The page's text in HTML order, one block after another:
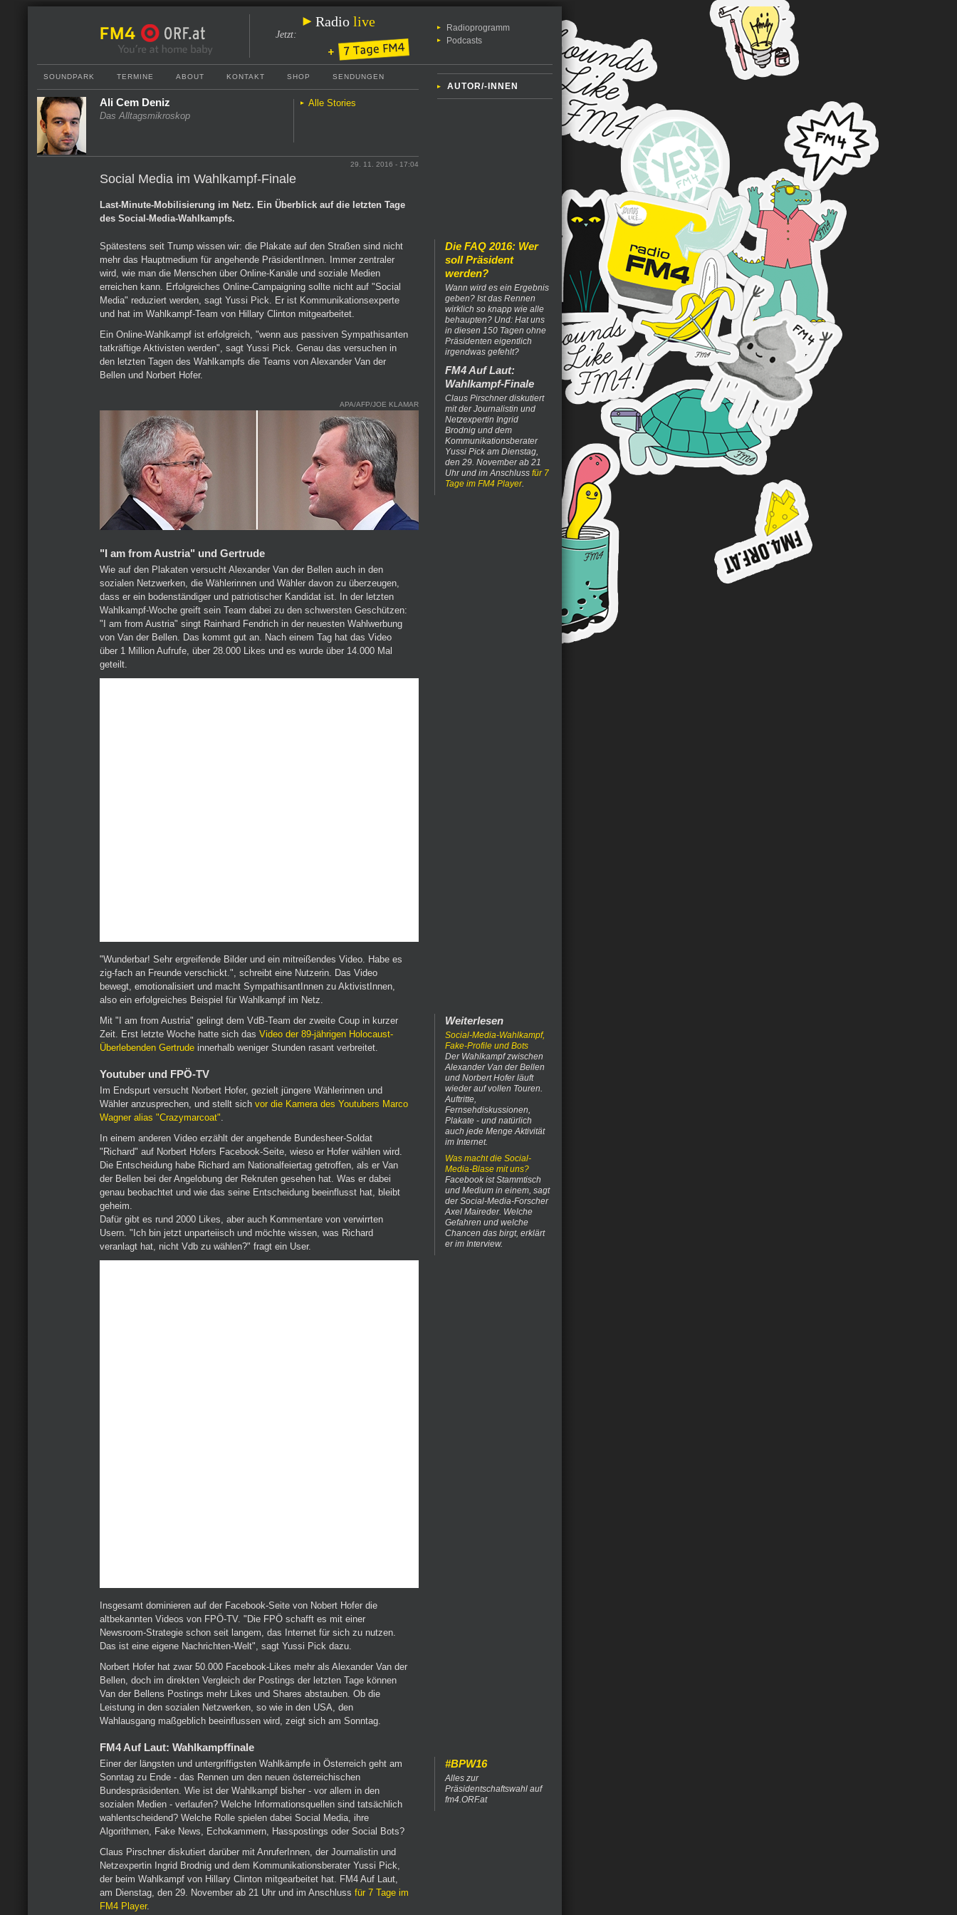
Radio live
Jetzt:
Radioprogramm
Podcasts
AUTOR/-INNEN
SOUNDPARK TERMINE ABOUT KONTAKT SHOP SENDUNGEN
Ali Cem Deniz
Das Alltagsmikroskop
Alle Stories
29. 11. 2016 - 17:04
Social Media im Wahlkampf-Finale
Last-Minute-Mobilisierung im Netz. Ein Überblick auf die letzten Tage
des Social-Media-Wahlkampfs.
Die FAQ 2016: Wer
soll Präsident
werden?
Wann wird es ein Ergebnis
geben? Ist das Rennen
wirklich so knapp wie alle
behaupten? Und: Hat uns
in diesen 150 Tagen ohne
Präsidenten eigentlich
irgendwas gefehlt?
FM4 Auf Laut:
Wahlkampf-Finale
Claus Pirschner diskutiert
mit der Journalistin und
Netzexpertin Ingrid
Brodnig und dem
Kommunikationsberater
Yussi Pick am Dienstag,
den 29. November ab 21
Uhr und im Anschluss für 7
Tage im FM4 Player.
Spätestens seit Trump wissen wir: die Plakate auf den Straßen sind nicht
mehr das Hauptmedium für angehende PräsidentInnen. Immer zentraler
wird, wie man die Menschen über Online-Kanäle und soziale Medien
erreichen kann. Erfolgreiches Online-Campaigning sollte nicht auf "Social
Media" reduziert werden, sagt Yussi Pick. Er ist Kommunikationsexperte
und hat im Wahlkampf-Team von Hillary Clinton mitgearbeitet.
Ein Online-Wahlkampf ist erfolgreich, "wenn aus passiven Sympathisanten
tatkräftige Aktivisten werden", sagt Yussi Pick. Genau das versuchen in
den letzten Tagen des Wahlkampfs die Teams von Alexander Van der
Bellen und Norbert Hofer.
APA/AFP/JOE KLAMAR
"I am from Austria" und Gertrude
Wie auf den Plakaten versucht Alexander Van der Bellen auch in den
sozialen Netzwerken, die Wählerinnen und Wähler davon zu überzeugen,
dass er ein bodenständiger und patriotischer Kandidat ist. In der letzten
Wahlkampf-Woche greift sein Team dabei zu den schwersten Geschützen:
"I am from Austria" singt Rainhard Fendrich in der neuesten Wahlwerbung
von Van der Bellen. Das kommt gut an. Nach einem Tag hat das Video
über 1 Million Aufrufe, über 28.000 Likes und es wurde über 14.000 Mal
geteilt.
"Wunderbar! Sehr ergreifende Bilder und ein mitreißendes Video. Habe es
zig-fach an Freunde verschickt.", schreibt eine Nutzerin. Das Video
bewegt, emotionalisiert und macht SympathisantInnen zu AktivistInnen,
also ein erfolgreiches Beispiel für Wahlkampf im Netz.
Weiterlesen
Social-Media-Wahlkampf,
Fake-Profile und Bots
Der Wahlkampf zwischen
Alexander Van der Bellen
und Norbert Hofer läuft
wieder auf vollen Touren.
Auftritte,
Fernsehdiskussionen,
Plakate - und natürlich
auch jede Menge Aktivität
im Internet.
Was macht die Social-
Media-Blase mit uns?
Facebook ist Stammtisch
und Medium in einem, sagt
der Social-Media-Forscher
Axel Maireder. Welche
Gefahren und welche
Chancen das birgt, erklärt
er im Interview.
Mit "I am from Austria" gelingt dem VdB-Team der zweite Coup in kurzer
Zeit. Erst letzte Woche hatte sich das Video der 89-jährigen Holocaust-
Überlebenden Gertrude innerhalb weniger Stunden rasant verbreitet.
Youtuber und FPÖ-TV
Im Endspurt versucht Norbert Hofer, gezielt jüngere Wählerinnen und
Wähler anzusprechen, und stellt sich vor die Kamera des Youtubers Marco
Wagner alias "Crazymarcoat".
In einem anderen Video erzählt der angehende Bundesheer-Soldat
"Richard" auf Norbert Hofers Facebook-Seite, wieso er Hofer wählen wird.
Die Entscheidung habe Richard am Nationalfeiertag getroffen, als er Van
der Bellen bei der Angelobung der Rekruten gesehen hat. Was er dabei
genau beobachtet und wie das seine Entscheidung beeinflusst hat, bleibt
geheim.
Dafür gibt es rund 2000 Likes, aber auch Kommentare von verwirrten
Usern. "Ich bin jetzt unparteiisch und möchte wissen, was Richard
veranlagt hat, nicht Vdb zu wählen?" fragt ein User.
Insgesamt dominieren auf der Facebook-Seite von Nobert Hofer die
altbekannten Videos von FPÖ-TV. "Die FPÖ schafft es mit einer
Newsroom-Strategie schon seit langem, das Internet für sich zu nutzen.
Das ist eine eigene Nachrichten-Welt", sagt Yussi Pick dazu.
Norbert Hofer hat zwar 50.000 Facebook-Likes mehr als Alexander Van der
Bellen, doch im direkten Vergleich der Postings der letzten Tage können
Van der Bellens Postings mehr Likes und Shares abstauben. Ob die
Leistung in den sozialen Netzwerken, so wie in den USA, den
Wahlausgang maßgeblich beeinflussen wird, zeigt sich am Sonntag.
FM4 Auf Laut: Wahlkampffinale
#BPW16
Alles zur
Präsidentschaftswahl auf
fm4.ORF.at
Einer der längsten und untergriffigsten Wahlkämpfe in Österreich geht am
Sonntag zu Ende - das Rennen um den neuen österreichischen
Bundespräsidenten. Wie ist der Wahlkampf bisher - vor allem in den
sozialen Medien - verlaufen? Welche Informationsquellen sind tatsächlich
wahlentscheidend? Welche Rolle spielen dabei Social Media, ihre
Algorithmen, Fake News, Echokammern, Hasspostings oder Social Bots?
Claus Pirschner diskutiert darüber mit AnruferInnen, der Journalistin und
Netzexpertin Ingrid Brodnig und dem Kommunikationsberater Yussi Pick,
der beim Wahlkampf von Hillary Clinton mitgearbeitet hat. FM4 Auf Laut,
am Dienstag, den 29. November ab 21 Uhr und im Anschluss für 7 Tage im
FM4 Player.